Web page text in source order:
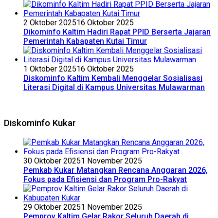
2 Oktober 202516 Oktober 2025
Dikominfo Kaltim Hadiri Rapat PPID Berserta Jajaran
Pemerintah Kabapaten Kutai Timur
1 Oktober 202516 Oktober 2025
Diskominfo Kaltim Kembali Menggelar Sosialisasi
Literasi Digital di Kampus Universitas Mulawarman
Diskominfo Kukar
30 Oktober 20251 November 2025
Pemkab Kukar Matangkan Rencana Anggaran 2026,
Fokus pada Efisiensi dan Program Pro-Rakyat
29 Oktober 20251 November 2025